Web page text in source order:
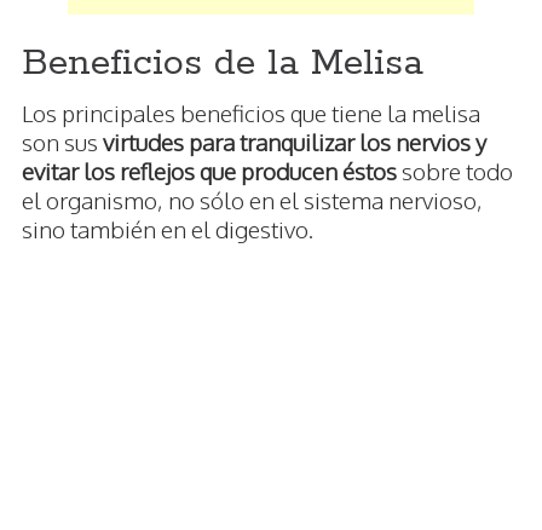
Beneficios de la Melisa
Los principales beneficios que tiene la melisa
son sus virtudes para tranquilizar los nervios y
evitar los reflejos que producen éstossobre todo
el organismo, no sólo en el sistema nervioso,
sino también en el digestivo.